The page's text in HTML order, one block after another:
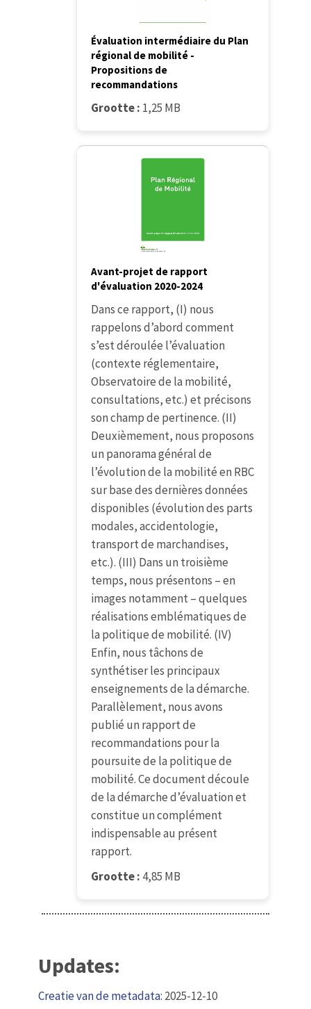
Évaluation intermédiaire du Plan
régional de mobilité -
Propositions de
recommandations
Grootte : 1,25 MB
Avant-projet de rapport
d'évaluation 2020-2024
Dans ce rapport, (I) nous
rappelons d’abord comment
s’est déroulée l’évaluation
(contexte réglementaire,
Observatoire de la mobilité,
consultations, etc.) et précisons
son champ de pertinence. (II)
Deuxièmement, nous proposons
un panorama général de
l’évolution de la mobilité en RBC
sur base des dernières données
disponibles (évolution des parts
modales, accidentologie,
transport de marchandises,
etc.). (III) Dans un troisième
temps, nous présentons – en
images notamment – quelques
réalisations emblématiques de
la politique de mobilité. (IV)
Enfin, nous tâchons de
synthétiser les principaux
enseignements de la démarche.
Parallèlement, nous avons
publié un rapport de
recommandations pour la
poursuite de la politique de
mobilité. Ce document découle
de la démarche d’évaluation et
constitue un complément
indispensable au présent
rapport.
Grootte : 4,85 MB
Updates:
Creatie van de metadata: 2025-12-10